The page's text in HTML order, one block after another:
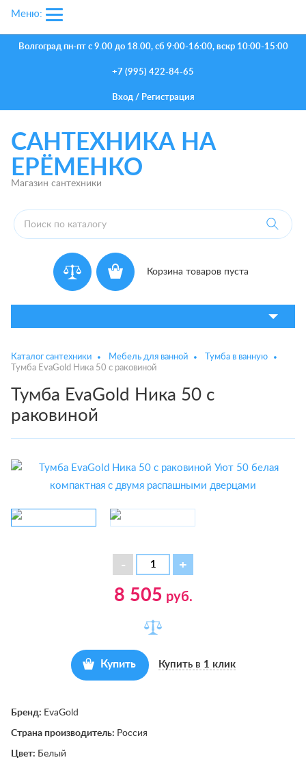
Волгоград пн-пт с 9.00 до 18.00, сб 9:00-16:00, вскр 10:00-15:00
+7 (995) 422-84-65
Вход/ Регистрация
САНТЕХНИКА НА
ЕРЁМЕНКО
Магазин сантехники
Корзина товаров пуста
Меню:
Каталог сантехники Мебель для ванной
Тумба в ванную
Тумба EvaGold Ника 50 с раковиной
Тумба EvaGold Ника 50 с
раковиной
8 505 руб.
Купить Купить в 1 клик
Бренд: EvaGold
Страна производитель: Россия
Цвет: Белый